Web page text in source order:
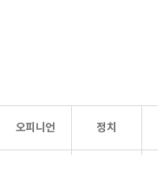
오피니언 정치